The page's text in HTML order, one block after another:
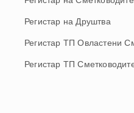
Регистар на Друштва
Регистар ТП Овластени
Регистар ТП